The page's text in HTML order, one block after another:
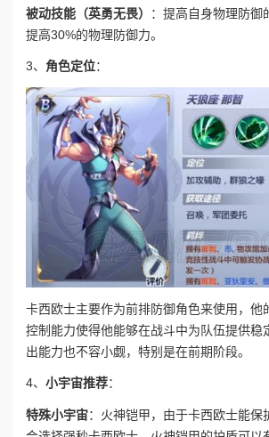
被动技能（英勇无畏）
：提高自身物理防御
提高30%的物理防御力。
3、 角色定位：
卡西欧士主要作为前排防御角色来使用，他
控制能力使得他能够在战斗中为队伍提供稳
出能力也不容小觑，特别是在前期阶段。
4、 小宇宙推荐：
特殊小宇宙：火神铠甲，由于卡西欧士能保